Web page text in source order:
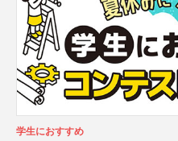
学生におすすめ